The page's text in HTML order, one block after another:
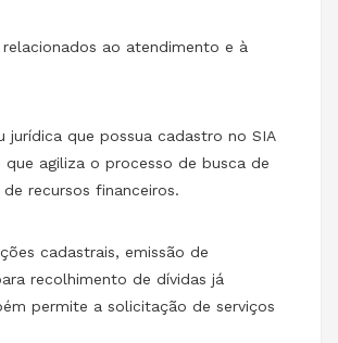
ao atendimento e à
que possua cadastro no SIA
agiliza o processo de busca de
recursos financeiros.
cadastrais, emissão de
recolhimento de dívidas já
permite a solicitação de serviços